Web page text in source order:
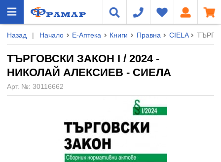
Назад | Начало Е-Аптека Книги Правна CIELA
ТЪРГОВСКИ ЗАКОН I / 2024 -
НИКОЛАЙ АЛЕКСИЕВ - СИЕЛА
Арт. №: 30116662